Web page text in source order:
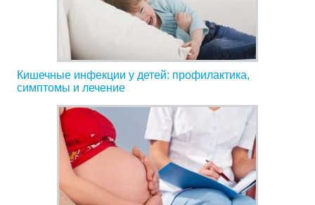
Кишечные инфекции у детей: профилактика,
симптомы и лечение